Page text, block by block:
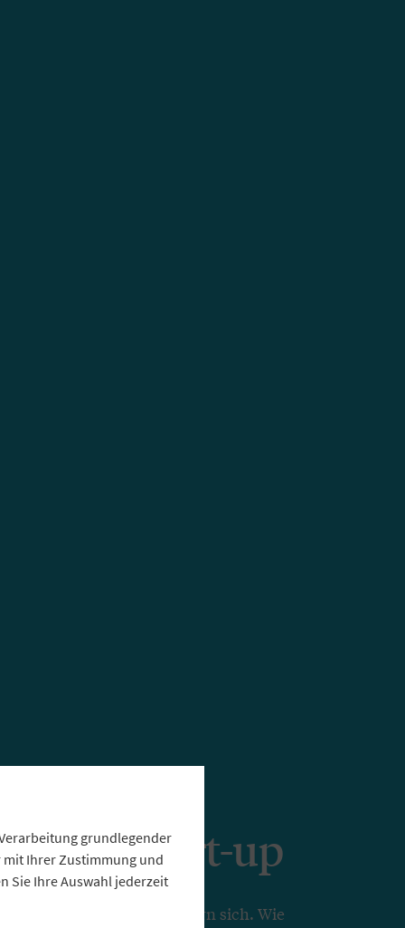
Start-up
Bankmitarbeiter verändern sich. Wie
grundlegender
mit Ihrer Zustimmung und
Sie Ihre Auswahl jederzeit